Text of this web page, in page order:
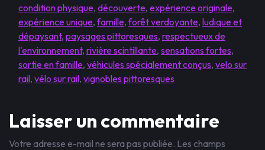
condition physique, découverte, expérience originale,
expérience unique,famille,forêt verdoyante, ludique et
dépaysant, paysages pittoresques, respectueux de
l'environnement, rivière scintillante, sensations fortes,
sortie en famille, véhicules spécialement conçus, velo sur
rail, vélo sur rail, vignobles pittoresques
Laisser un commentaire
Votre adresse e-mail ne sera pas publiée. Les champs